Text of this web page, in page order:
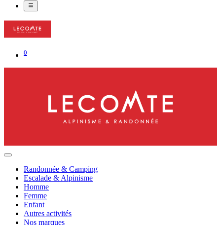
0
Randonnée & Camping
Escalade & Alpinisme
Homme
Femme
Enfant
Autres activités
Nos marques